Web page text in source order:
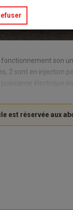
son
2 sont en injection
électrique